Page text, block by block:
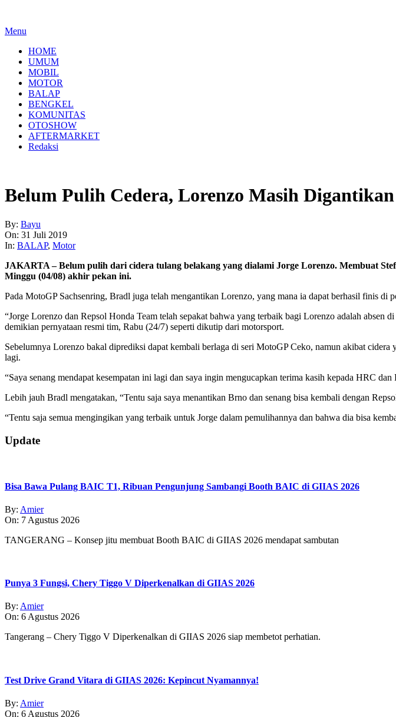
Menu
HOME
UMUM
MOBIL
MOTOR
BALAP
BENGKEL
KOMUNITAS
OTOSHOW
AFTERMARKET
Redaksi
Belum Pulih Cedera, Lorenzo Masih
By: Bayu
On: 31 Juli 2019
In: BALAP, Motor
JAKARTA – Belum pulih dari cidera tulang belakang yang dialami Jorge Lorenzo. Membuat
Minggu (04/08) akhir pekan ini.
Pada MotoGP Sachsenring, Bradl juga telah mengantikan Lorenzo, yang mana ia dapat berhasil finis di
“Jorge Lorenzo dan Repsol Honda Team telah sepakat bahwa yang terbaik bagi Lorenzo adalah
demikian pernyataan resmi tim, Rabu (24/7) seperti dikutip dari motorsport.
Sebelumnya Lorenzo bakal diprediksi dapat kembali berlaga di seri MotoGP Ceko, namun akibat
lagi.
“Saya senang mendapat kesempatan ini lagi dan saya ingin mengucapkan terima kasih kepada HRC
Lebih jauh Bradl mengatakan, “Tentu saja saya menantikan Brno dan senang bisa kembali dengan
“Tentu saja semua mengingikan yang terbaik untuk Jorge dalam pemulihannya dan bahwa dia bisa
2019-
07-
Update
Bisa Bawa Pulang BAIC T1, Ribuan Pengunjung Sambangi Booth BAIC di GIIAS 2026
By: Amier
On: 7 Agustus 2026
TANGERANG – Konsep jitu membuat Booth BAIC di GIIAS 2026 mendapat sambutan
Punya 3 Fungsi, Chery Tiggo V Diperkenalkan di GIIAS 2026
By: Amier
On: 6 Agustus 2026
Tangerang – Chery Tiggo V Diperkenalkan di GIIAS 2026 siap membetot perhatian.
Test Drive Grand Vitara di GIIAS 2026: Kepincut Nyamannya!
By: Amier
On: 6 Agustus 2026